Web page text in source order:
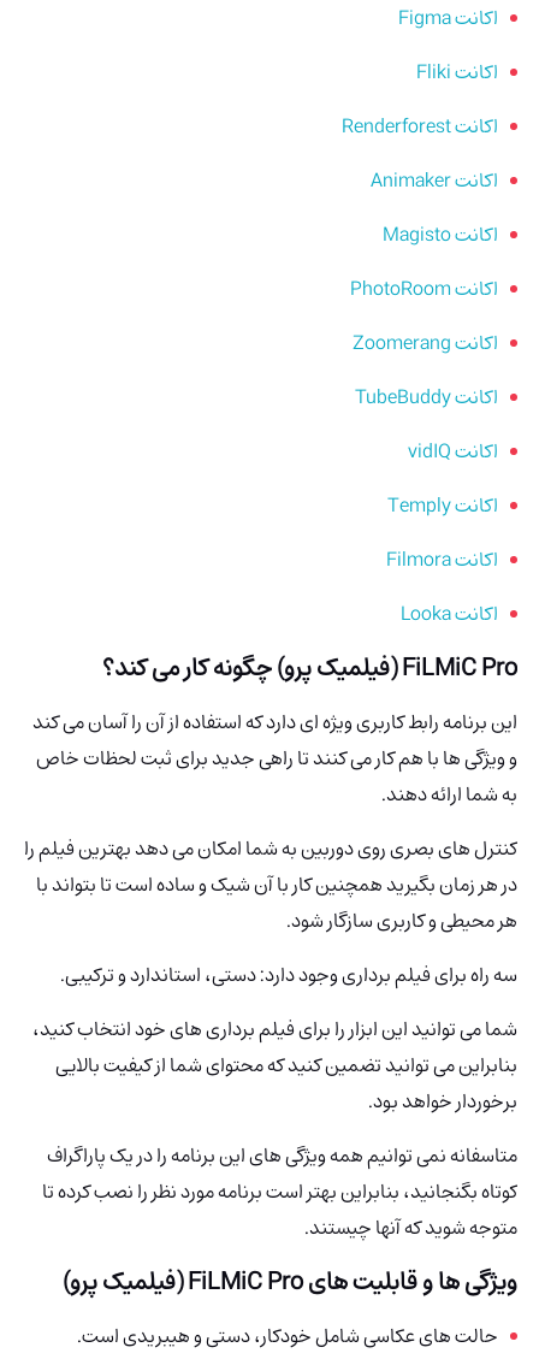
اکانت Figma
اکانت Fliki
اکانت Renderforest
اکانت Animaker
اکانت Magisto
اکانت PhotoRoom
اکانت Zoomerang
اکانت TubeBuddy
اکانت vidIQ
اکانت Temply
اکانت Filmora
اکانت Looka
FiLMiC Pro (فیلمیک پرو) چگونه کار می کند؟
این برنامه رابط کاربری ویژه ای دارد که استفاده از آن را آسان می کند
و ویژگی ها با هم کار می کنند تا راهی جدید برای ثبت لحظات خاص
به شما ارائه دهند.
کنترل های بصری روی دوربین به شما امکان می دهد بهترین فیلم را
در هر زمان بگیرید همچنین کار با آن شیک و ساده است تا بتواند با
هر محیطی و کاربری سازگار شود.
سه راه برای فیلم برداری وجود دارد: دستی، استاندارد و ترکیبی.
شما می توانید این ابزار را برای فیلم برداری های خود انتخاب کنید،
بنابراین می توانید تضمین کنید که محتوای شما از کیفیت بالایی
برخوردار خواهد بود.
متاسفانه نمی توانیم همه ویژگی های این برنامه را در یک پاراگراف
کوتاه بگنجانید، بنابراین بهتر است برنامه مورد نظر را نصب کرده تا
متوجه شوید که آنها چیستند.
ویژگی ها و قابلیت های FiLMiC Pro (فیلمیک پرو)
حالت های عکاسی شامل خودکار، دستی و هیبریدی است.